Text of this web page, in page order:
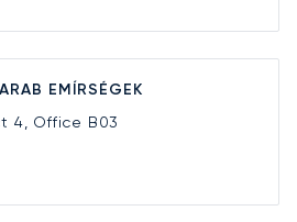
EMÍRSÉGEK
4, Office B03